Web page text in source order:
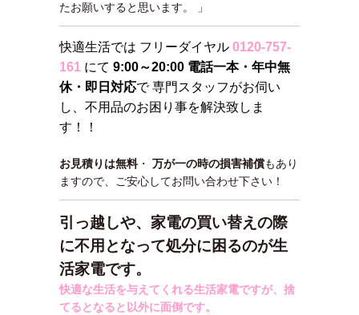
たお願いすると思います。 」
快適生活では フリーダイヤル 0120-757-
161 にて 9:00～20:00 電話一本・年中無
休・即日対応で 専門スタッフがお伺い
し、不用品のお困り事を解決致しま
す！！
お見積りは無料・ 万が一の時の損害補償もあり
ますので、ご安心してお問い合わせ下さい！
引っ越しや、家電の買い替えの際
に不用となって処分に困るのが生
活家電です。
快適な生活を与えてくれる生活家電ですが、捨
てるとなると以外に面倒です。